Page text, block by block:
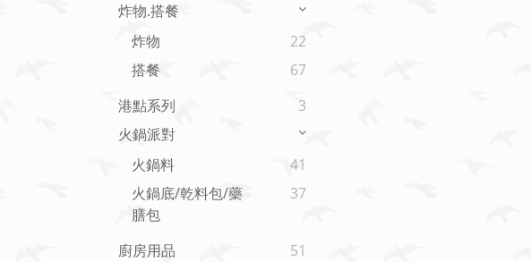
炸物.搭餐
炸物
22
搭餐
67
港點系列
3
火鍋派對
火鍋料
41
火鍋底/乾料包/藥
膳包
37
廚房用品
51